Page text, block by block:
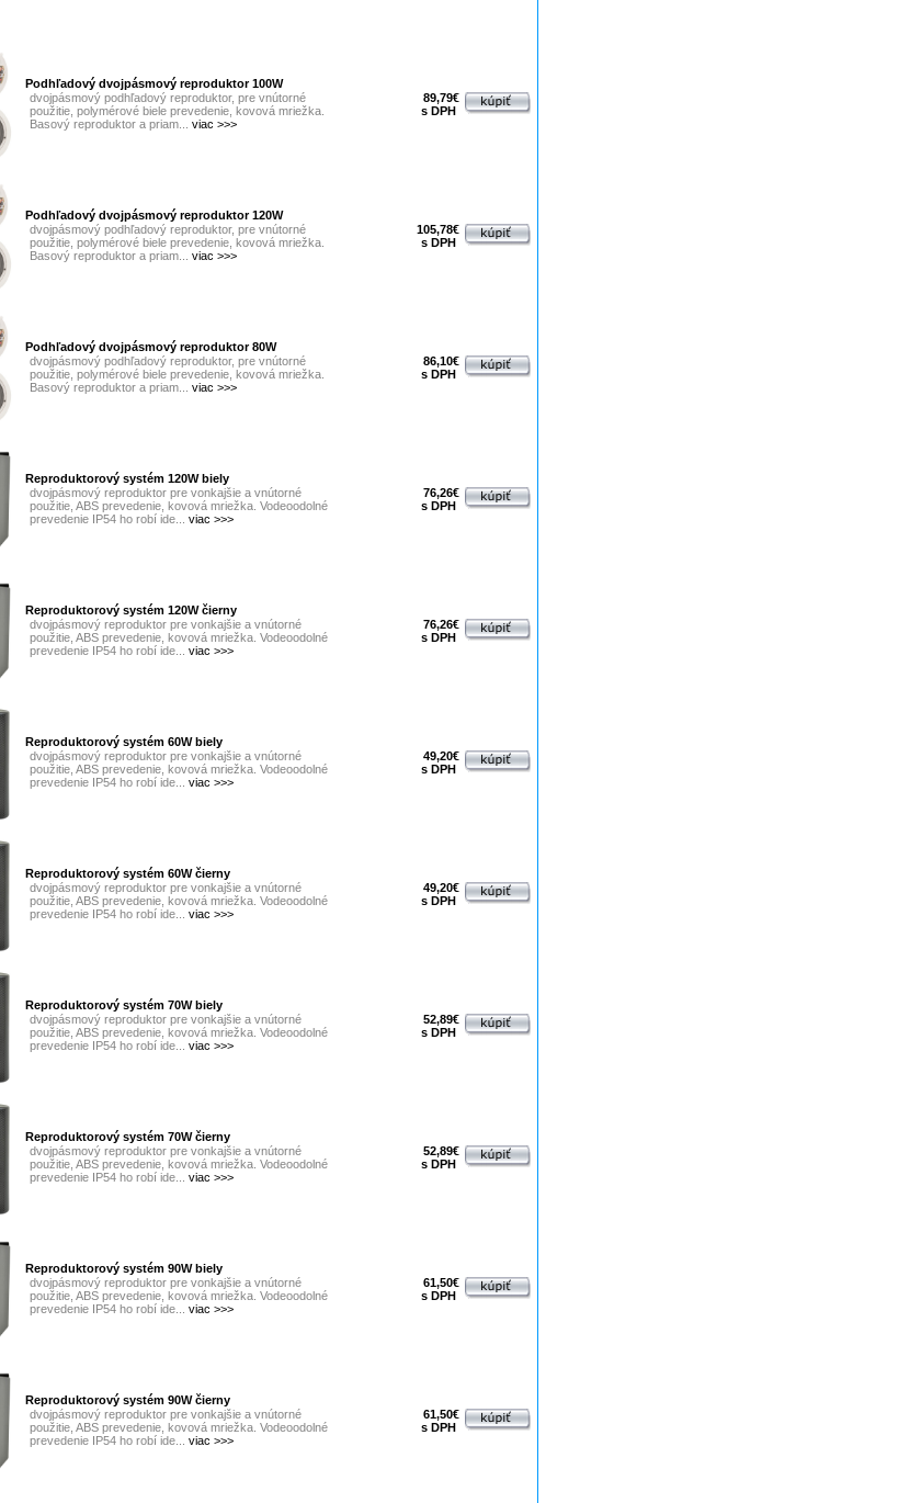
Podhľadový dvojpásmový reproduktor 100W
dvojpásmový podhľadový reproduktor, pre vnútorné
použitie, polymérové biele prevedenie, kovová mriežka.
Basový reproduktor a priam... viac >>>
89,79€
s DPH
Podhľadový dvojpásmový reproduktor 120W
dvojpásmový podhľadový reproduktor, pre vnútorné
použitie, polymérové biele prevedenie, kovová mriežka.
Basový reproduktor a priam... viac >>>
105,78€
s DPH
Podhľadový dvojpásmový reproduktor 80W
dvojpásmový podhľadový reproduktor, pre vnútorné
použitie, polymérové biele prevedenie, kovová mriežka.
Basový reproduktor a priam... viac >>>
86,10€
s DPH
Reproduktorový systém 120W biely
dvojpásmový reproduktor pre vonkajšie a vnútorné
použitie, ABS prevedenie, kovová mriežka. Vodeoodolné
prevedenie IP54 ho robí ide... viac >>>
76,26€
s DPH
Reproduktorový systém 120W čierny
dvojpásmový reproduktor pre vonkajšie a vnútorné
použitie, ABS prevedenie, kovová mriežka. Vodeoodolné
prevedenie IP54 ho robí ide... viac >>>
76,26€
s DPH
Reproduktorový systém 60W biely
dvojpásmový reproduktor pre vonkajšie a vnútorné
použitie, ABS prevedenie, kovová mriežka. Vodeoodolné
prevedenie IP54 ho robí ide... viac >>>
49,20€
s DPH
Reproduktorový systém 60W čierny
dvojpásmový reproduktor pre vonkajšie a vnútorné
použitie, ABS prevedenie, kovová mriežka. Vodeoodolné
prevedenie IP54 ho robí ide... viac >>>
49,20€
s DPH
Reproduktorový systém 70W biely
dvojpásmový reproduktor pre vonkajšie a vnútorné
použitie, ABS prevedenie, kovová mriežka. Vodeoodolné
prevedenie IP54 ho robí ide... viac >>>
52,89€
s DPH
Reproduktorový systém 70W čierny
dvojpásmový reproduktor pre vonkajšie a vnútorné
použitie, ABS prevedenie, kovová mriežka. Vodeoodolné
prevedenie IP54 ho robí ide... viac >>>
52,89€
s DPH
Reproduktorový systém 90W biely
dvojpásmový reproduktor pre vonkajšie a vnútorné
použitie, ABS prevedenie, kovová mriežka. Vodeoodolné
prevedenie IP54 ho robí ide... viac >>>
61,50€
s DPH
Reproduktorový systém 90W čierny
dvojpásmový reproduktor pre vonkajšie a vnútorné
použitie, ABS prevedenie, kovová mriežka. Vodeoodolné
prevedenie IP54 ho robí ide... viac >>>
61,50€
s DPH